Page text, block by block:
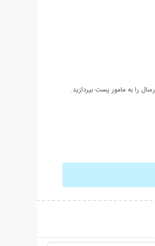
را به مامور پست بپردازید.